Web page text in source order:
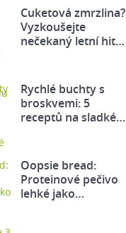
Cuketová zmrzlina?
Vyzkoušejte
nečekaný letní hit…
Rychlé buchty s
broskvemi: 5
receptů na sladké…
Oopsie bread:
Proteinové pečivo
lehké jako…